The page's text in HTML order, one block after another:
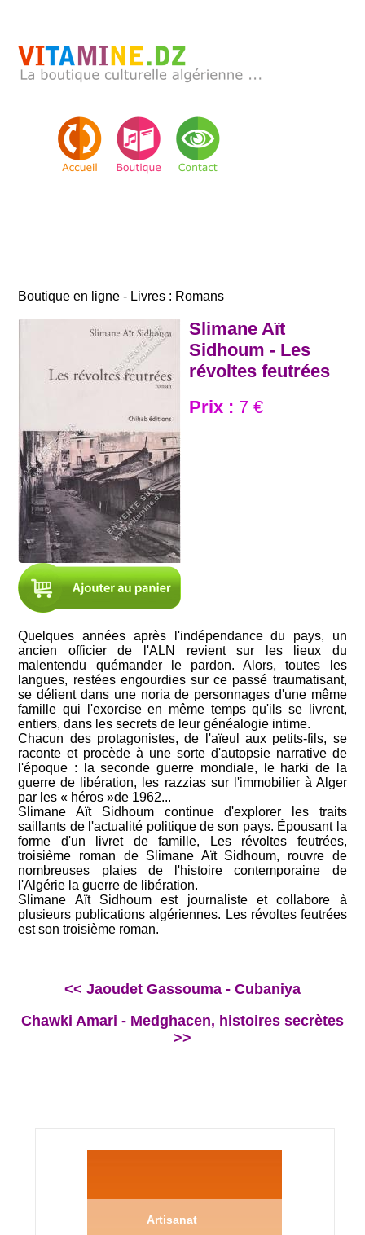
Boutique en ligne - Livres : Romans
Slimane Aït
Sidhoum - Les
révoltes feutrées
Prix : 7 €
Quelques années après l'indépendance du pays, un
ancien officier de l'ALN revient sur les lieux du
malentendu quémander le pardon. Alors, toutes les
langues, restées engourdies sur ce passé traumatisant,
se délient dans une noria de personnages d'une même
famille qui l'exorcise en même temps qu'ils se livrent,
entiers, dans les secrets de leur généalogie intime.
Chacun des protagonistes, de l'aïeul aux petits-fils, se
raconte et procède à une sorte d'autopsie narrative de
l'époque : la seconde guerre mondiale, le harki de la
guerre de libération, les razzias sur l'immobilier à Alger
par les « héros »de 1962...
Slimane Aït Sidhoum continue d'explorer les traits
saillants de l'actualité politique de son pays. Épousant la
forme d'un livret de famille, Les révoltes feutrées,
troisième roman de Slimane Aït Sidhoum, rouvre de
nombreuses plaies de l'histoire contemporaine de
l'Algérie la guerre de libération.
Slimane Aït Sidhoum est journaliste et collabore à
plusieurs publications algériennes. Les révoltes feutrées
est son troisième roman.
<< Jaoudet Gassouma - Cubaniya
Chawki Amari - Medghacen, histoires secrètes
>>
Artisanat